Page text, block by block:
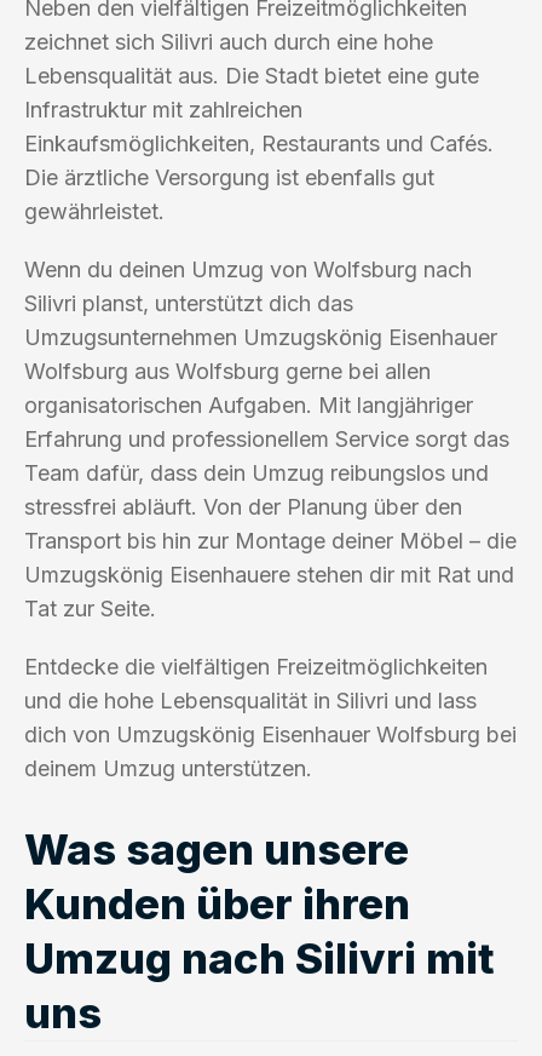
Neben den vielfältigen Freizeitmöglichkeiten
zeichnet sich Silivri auch durch eine hohe
Lebensqualität aus. Die Stadt bietet eine gute
Infrastruktur mit zahlreichen
Einkaufsmöglichkeiten, Restaurants und Cafés.
Die ärztliche Versorgung ist ebenfalls gut
gewährleistet.
Wenn du deinen Umzug von Wolfsburg nach
Silivri planst, unterstützt dich das
Umzugsunternehmen Umzugskönig Eisenhauer
Wolfsburg aus Wolfsburg gerne bei allen
organisatorischen Aufgaben. Mit langjähriger
Erfahrung und professionellem Service sorgt das
Team dafür, dass dein Umzug reibungslos und
stressfrei abläuft. Von der Planung über den
Transport bis hin zur Montage deiner Möbel – die
Umzugskönig Eisenhauere stehen dir mit Rat und
Tat zur Seite.
Entdecke die vielfältigen Freizeitmöglichkeiten
und die hohe Lebensqualität in Silivri und lass
dich von Umzugskönig Eisenhauer Wolfsburg bei
deinem Umzug unterstützen.
Was sagen unsere
Kunden über ihren
Umzug nach Silivri mit
uns